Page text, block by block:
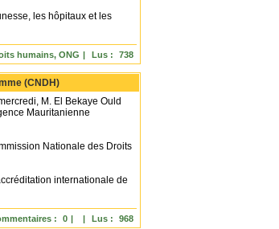
les hôpitaux et les
Lus : 738
humains, ONG |
(CNDH)
M. El Bekaye Ould
Mauritanienne
Nationale des Droits
internationale de
Lus : 968
|
: 0 |